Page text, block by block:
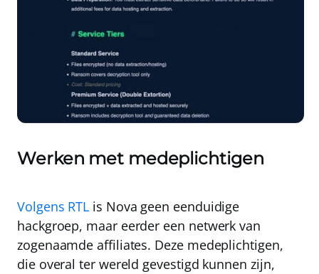
Werken met medeplichtigen
Volgens RTL is Nova geen eenduidige
hackgroep, maar eerder een netwerk van
zogenaamde affiliates. Deze medeplichtigen,
die overal ter wereld gevestigd kunnen zijn,